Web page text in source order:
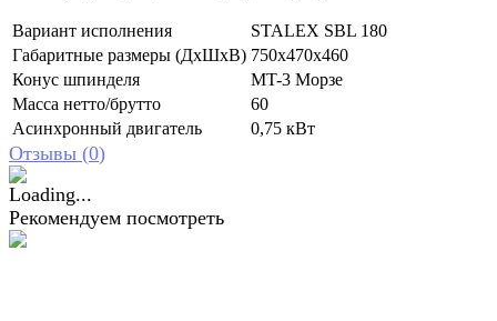
Вариант исполнения
STALEX SBL 180
Габаритные размеры (ДxШxВ) 750х470х460
Конус шпинделя
MT-3 Морзе
Масса нетто/брутто
60
Асинхронный двигатель
0,75 кВт
Отзывы (0)
Рекомендуем посмотреть